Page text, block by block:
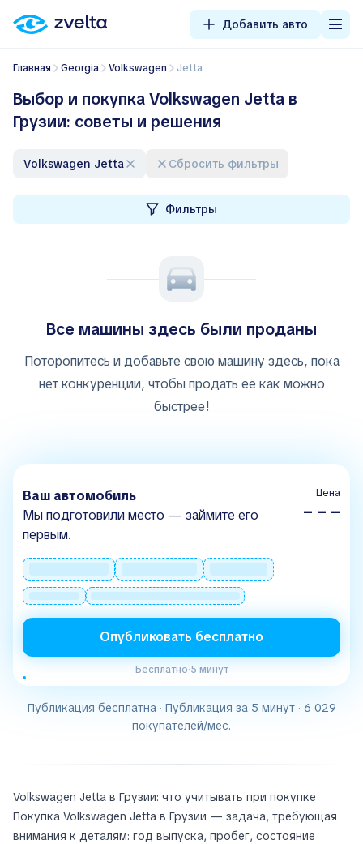
Добавить авто
Главная Georgia Volkswagen Jetta
Выбор и покупка Volkswagen Jetta в
Грузии: советы и решения
Volkswagen Jetta Сбросить фильтры
Фильтры
Все машины здесь были проданы
Поторопитесь и добавьте свою машину здесь, пока
нет конкуренции, чтобы продать её как можно
быстрее!
Ваш автомобиль
Мы подготовили место — займите его
первым.
Цена
– – –
Опубликовать бесплатно
Бесплатно·5 минут
Публикация бесплатна · Публикация за 5 минут · 6 029
покупателей/мес.
Volkswagen Jetta в Грузии: что учитывать при покупке
Покупка Volkswagen Jetta в Грузии — задача, требующая
внимания к деталям: год выпуска, пробег, состояние